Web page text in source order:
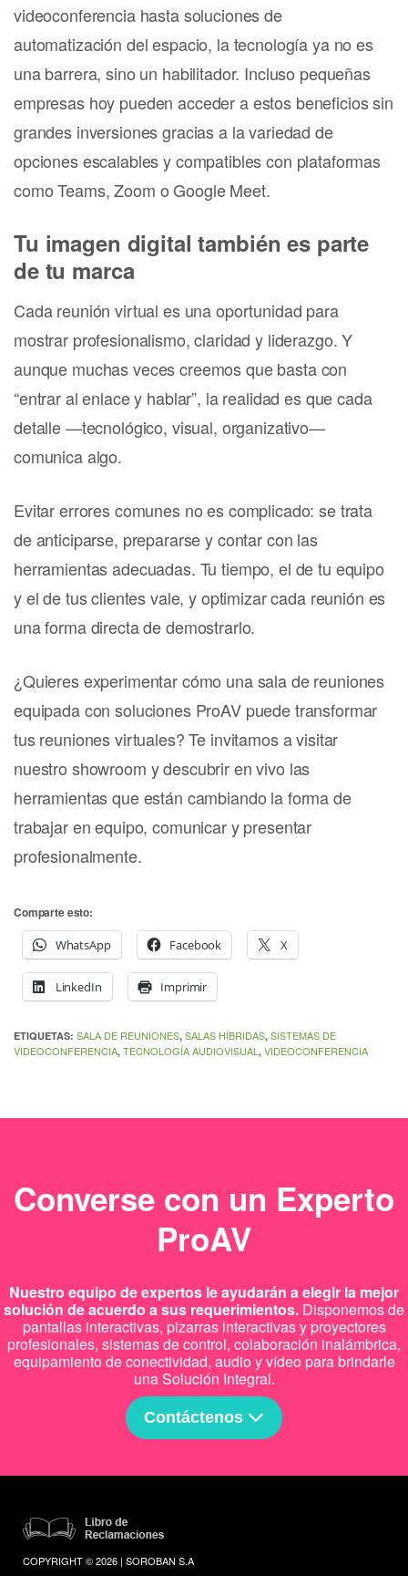
videoconferencia hasta soluciones de
automatización del espacio, la tecnología ya no es
una barrera, sino un habilitador. Incluso pequeñas
empresas hoy pueden acceder a estos beneficios sin
grandes inversiones gracias a la variedad de
opciones escalables y compatibles con plataformas
como Teams, Zoom o Google Meet.
Tu imagen digital también es parte
de tu marca
Cada reunión virtual es una oportunidad para
mostrar profesionalismo, claridad y liderazgo. Y
aunque muchas veces creemos que basta con
“entrar al enlace y hablar”, la realidad es que cada
detalle —tecnológico, visual, organizativo—
comunica algo.
Evitar errores comunes no es complicado: se trata
de anticiparse, prepararse y contar con las
herramientas adecuadas. Tu tiempo, el de tu equipo
y el de tus clientes vale, y optimizar cada reunión es
una forma directa de demostrarlo.
¿Quieres experimentar cómo una sala de reuniones
equipada con soluciones ProAV puede transformar
tus reuniones virtuales? Te invitamos a visitar
nuestro showroom y descubrir en vivo las
herramientas que están cambiando la forma de
trabajar en equipo, comunicar y presentar
profesionalmente.
Comparte esto:
WhatsApp
Facebook X
LinkedIn Imprimir
ETIQUETAS: SALA DE REUNIONES, SALAS HÍBRIDAS, SISTEMAS DE
VIDEOCONFERENCIA, TECNOLOGÍA AUDIOVISUAL , VIDEOCONFERENCIA
Converse con un Experto
ProAV
Nuestro equipo de expertos le ayudarán a elegir la mejor
solución de acuerdo a sus requerimientos. Disponemos de
pantallas interactivas, pizarras interactivas y proyectores
profesionales, sistemas de control, colaboración inalámbrica,
equipamiento de conectividad, audio y vídeo para brindarle
una Solución Integral.
Contáctenos
COPYRIGHT © 2026 | SOROBAN S.A